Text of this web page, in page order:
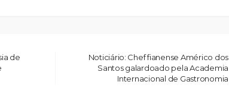
de
Noticiário: Chef fianense Américo dos
Santos galardoado pela Academia
Internacional de Gastronomia